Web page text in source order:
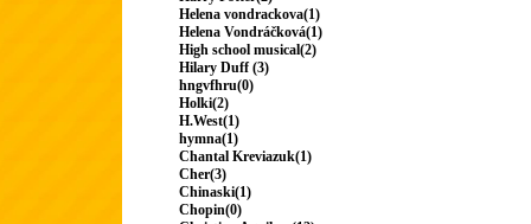
Helena vondrackova(1)
Helena Vondráčková(1)
High school musical(2)
Hilary Duff (3)
hngvfhru(0)
Holki(2)
H.West(1)
hymna(1)
Chantal Kreviazuk(1)
Cher(3)
Chinaski(1)
Chopin(0)